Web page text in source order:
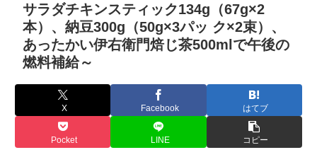
サラダチキンスティック134g（67g×2
本）、納豆300g（50g×3パッ ク×2束）、
あったかい伊右衛門焙じ茶500mlで午後の
燃料補給～
X Facebook はてブ
Pocket LINE コピー